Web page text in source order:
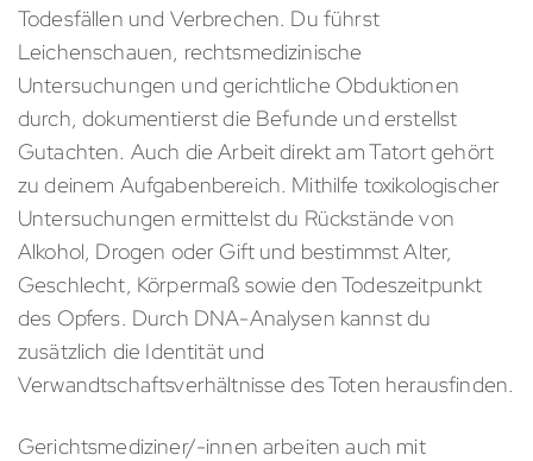
Todesfällen und Verbrechen. Du führst
Leichenschauen, rechtsmedizinische
Untersuchungen und gerichtliche Obduktionen
durch, dokumentierst die Befunde und erstellst
Gutachten. Auch die Arbeit direkt am Tatort gehört
zu deinem Aufgabenbereich. Mithilfe toxikologischer
Untersuchungen ermittelst du Rückstände von
Alkohol, Drogen oder Gift und bestimmst Alter,
Geschlecht, Körpermaß sowie den Todeszeitpunkt
des Opfers. Durch DNA-Analysen kannst du
zusätzlich die Identität und
Verwandtschaftsverhältnisse des Toten herausfinden.
Gerichtsmediziner/-innen arbeiten auch mit